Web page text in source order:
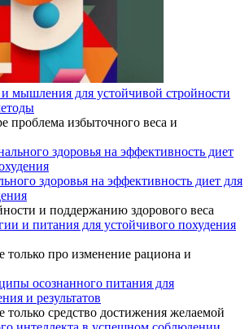
мышления для устойчивой стройности
проблема избыточного веса и
здоровья на эффективность диет для
и поддержанию здорового веса
и питания для устойчивого похудения
про изменение рациона и
осознанного питания для
и результатов
средство достижения желаемой